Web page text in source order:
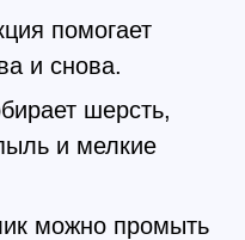
помогает
и снова.
шерсть,
и мелкие
можно промыть